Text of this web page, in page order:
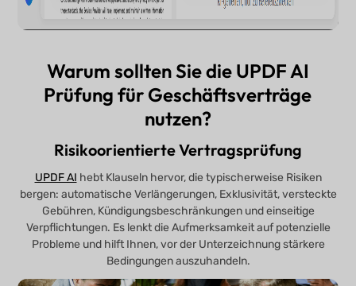
Warum sollten Sie die UPDF AI
Prüfung für Geschäftsverträge
nutzen?
Risikoorientierte Vertragsprüfung
UPDF AI hebt Klauseln hervor, die typischerweise Risiken
bergen: automatische Verlängerungen, Exklusivität, versteckte
Gebühren, Kündigungsbeschränkungen und einseitige
Verpflichtungen. Es lenkt die Aufmerksamkeit auf potenzielle
Probleme und hilft Ihnen, vor der Unterzeichnung stärkere
Bedingungen auszuhandeln.